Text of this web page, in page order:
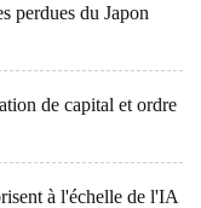
perdues du Japon
de capital et ordre
à l'échelle de l'IA